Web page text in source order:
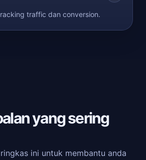
traffic dan conversion.
yang sering
ini untuk membantu anda